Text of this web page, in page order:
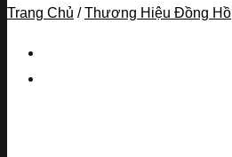
Trang Chủ / Thương Hiệu Đồng Hồ